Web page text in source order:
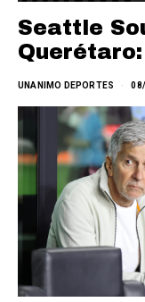
Seattle
UNANIMO DEPORTES